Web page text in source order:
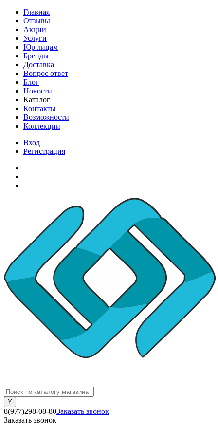
Главная
Отзывы
Акции
Услуги
Юр.лицам
Бренды
Доставка
Вопрос ответ
Блог
Новости
Каталог
Контакты
Возможности
Коллекции
Вход
Регистрация
8(977)298-08-80Заказать звонок
Заказать звонок